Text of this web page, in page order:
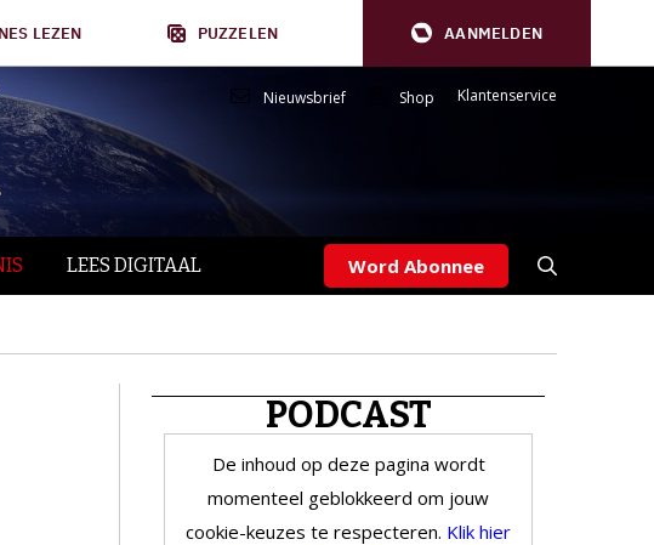
LEZEN PUZZELEN AANMELDEN
Nieuwsbrief Shop Klantenservice
LEES DIGITAAL Word Abonnee
PODCAST
De inhoud op deze pagina wordt
momenteel geblokkeerd om jouw
cookie-keuzes te respecteren. Klik hier